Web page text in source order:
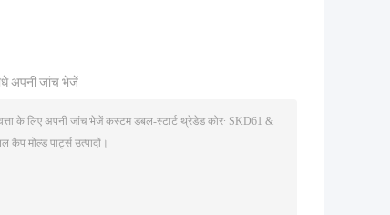
अपनी जांच भेजें